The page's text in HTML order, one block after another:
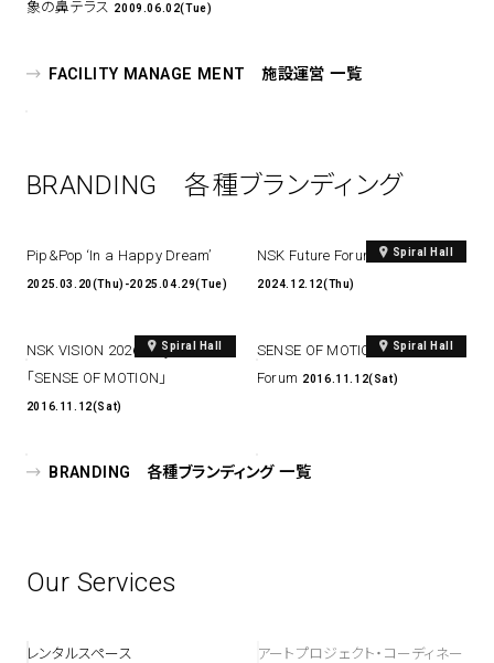
象の鼻テラス 2009.06.02(Tue)
FACILITY MANAGE MENT 施設運営 一覧
BRANDING 各種ブランディング
Pip&Pop ‘In a Happy Dream’
2025.03.20(Thu)-2025.04.29(Tue)
Spiral Hall
NSK Future Forum 9
2024.12.12(Thu)
Spiral Hall
NSK VISION 2026 Project
「SENSE OF MOTION」
2016.11.12(Sat)
Spiral Hall
SENSE OF MOTION － Future
Forum 2016.11.12(Sat)
BRANDING 各種ブランディング 一覧
Our Services
レンタルスペース アートプロジェクト・コーディネー